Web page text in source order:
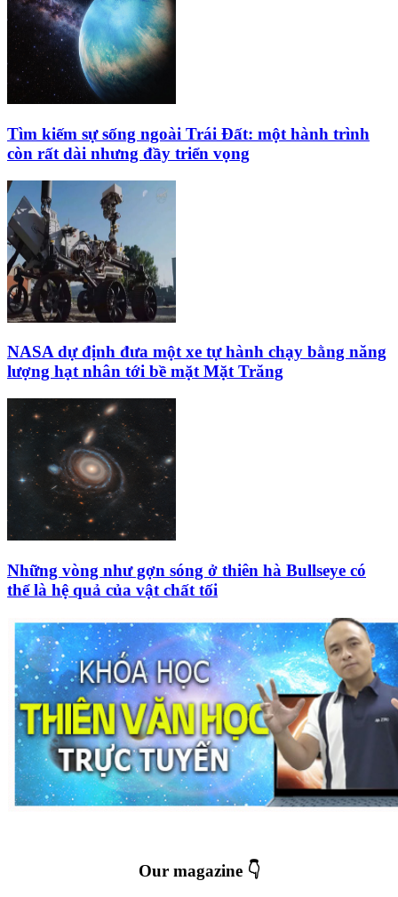
Tìm kiếm sự sống ngoài Trái Đất: một hành trình
còn rất dài nhưng đầy triển vọng
NASA dự định đưa một xe tự hành chạy bằng năng
lượng hạt nhân tới bề mặt Mặt Trăng
Những vòng như gợn sóng ở thiên hà Bullseye có
thể là hệ quả của vật chất tối
Our magazine 👇